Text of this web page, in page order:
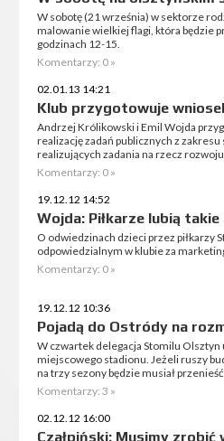
W sobotę (21 września) w sektorze
malowanie wielkiej flagi, która będzie
godzinach 12-15.
Komentarzy: 0 »
02.01.13 14:21
Klub przygotowuje
Andrzej Królikowski i Emil Wojda
realizację zadań publicznych z
realizujących zadania na rzecz
Komentarzy: 0 »
19.12.12 14:52
Wojda: Piłkarze lubią takie
O odwiedzinach dzieci przez piłkarzy
odpowiedzialnym w klubie za
Komentarzy: 0 »
19.12.12 10:36
Pojadą do Ostródy na
W czwartek delegacja Stomilu
miejscowego stadionu. Jeżeli ruszy
na trzy sezony będzie musiał
Komentarzy: 3 »
02.12.12 16:00
Czałpiński: Musimy